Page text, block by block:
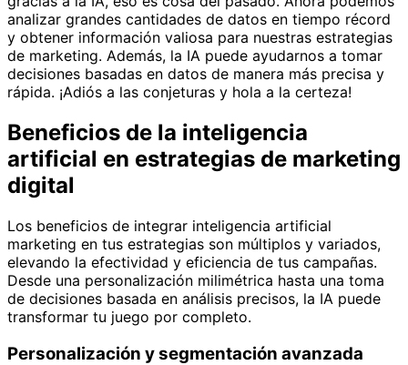
analizar grandes cantidades de datos en tiempo récord
y obtener información valiosa para nuestras estrategias
de marketing. Además, la IA puede ayudarnos a tomar
decisiones basadas en datos de manera más precisa y
rápida. ¡Adiós a las conjeturas y hola a la certeza!
Beneficios de la inteligencia
artificial en estrategias de marketing
digital
Los beneficios de integrar inteligencia artificial
marketing en tus estrategias son múltiplos y variados,
elevando la efectividad y eficiencia de tus campañas.
Desde una personalización milimétrica hasta una toma
de decisiones basada en análisis precisos, la IA puede
transformar tu juego por completo.
Personalización y segmentación avanzada